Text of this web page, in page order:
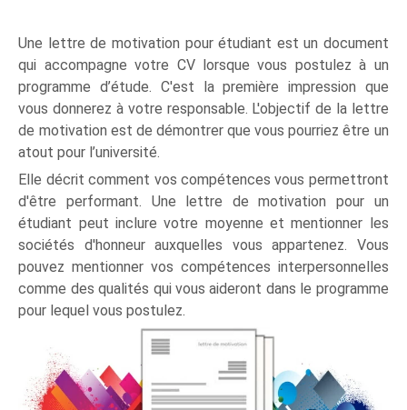
Une lettre de motivation pour étudiant est un document
qui accompagne votre CV lorsque vous postulez à un
programme d’étude. C'est la première impression que
vous donnerez à votre responsable. L'objectif de la lettre
de motivation est de démontrer que vous pourriez être un
atout pour l’université.
Elle décrit comment vos compétences vous permettront
d'être performant. Une lettre de motivation pour un
étudiant peut inclure votre moyenne et mentionner les
sociétés d'honneur auxquelles vous appartenez. Vous
pouvez mentionner vos compétences interpersonnelles
comme des qualités qui vous aideront dans le programme
pour lequel vous postulez.